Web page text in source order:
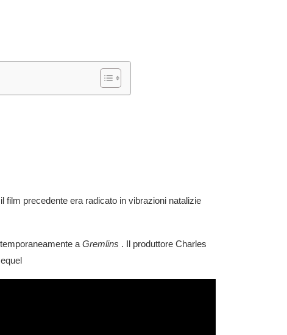
film precedente era radicato in vibrazioni natalizie
aGremlins . Il produttore Charles